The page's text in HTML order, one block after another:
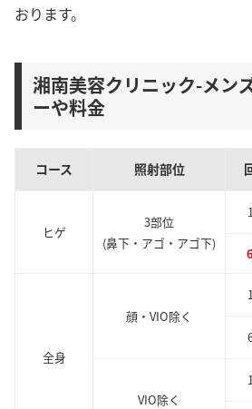
おります。
湘南美容クリニック-メン
ーや料金
コース 照射部位
ヒゲ
3部位
(鼻下・アゴ・アゴ下)
全身
顔・VIO除く
VIO除く